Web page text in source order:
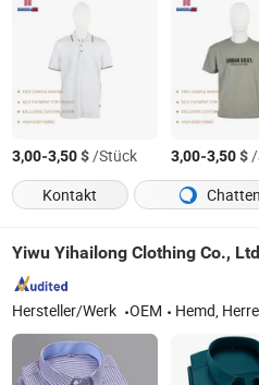
3,00-3,50$/Stück 3,00-3,50$/
Kontakt
Chatten
Yiwu Yihailong Clothing Co.,
Hersteller/Werk OEM Hemd, Herrenhemd, Langarmhemd, Baumwollhemd,